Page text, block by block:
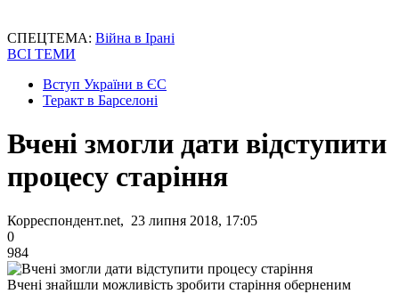
СПЕЦТЕМА: Війна в Ірані
ВСІ ТЕМИ
Вступ України в ЄС
Теракт в Барселоні
Вчені змогли дати відступити
процесу старіння
Корреспондент.net, 23 липня 2018, 17:05
0
984
Вчені знайшли можливість зробити старіння оберненим